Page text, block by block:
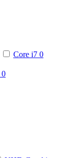
Core i7 0
0